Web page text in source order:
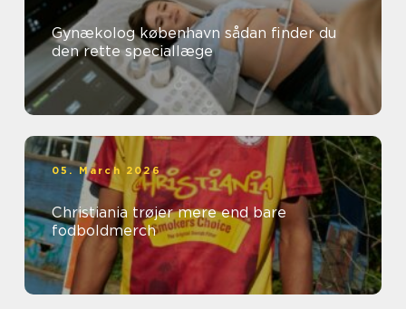
Gynækolog københavn sådan finder du
den rette speciallæge
05. March 2026
Christiania trøjer mere end bare
fodboldmerch